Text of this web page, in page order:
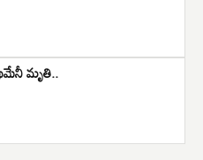
మృతి..